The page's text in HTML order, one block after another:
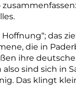
Hoffnung“; das
die in
ihre
also sind sich in
Das klingt